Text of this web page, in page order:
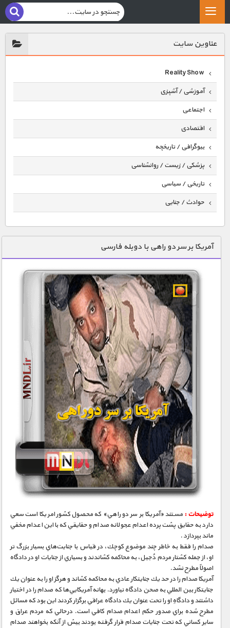
عناوين سايت
Reality Show
آموزشی / آشپزی
اجتماعی
اقتصادی
بیوگرافی / تاریخچه
پزشکی / زیست / روانشناسی
تاریخی / سیاسی
حوادث / جنایی
دنیای خوراکی ها
زمین شناسی / محیط زیست
سازه/ معماری/ مهندسی
سرگرمی
شناخت کودکان
طبیعت
علم و فناوری
فرهنگ / هنر
کیهان / نجوم
گردشگری
ماورایی
مسابقات / ورزشی
مستند های اختصاصی
آمریکا بر سر دو راهی با دوبله فارسی
توضیحات :مستند «آمريكا بر سر دو راهي» که محصول كشور امريكا است سعي
دارد به حقايق پشت پرده اعدام عجولانه صدام و حقايقي كه با اين اعدام مخفي
ماند بپردازد .
صدام را فقط به خاطر چند موضوع كوچك، در قياس با جنايت‌هاي بسيار بزرگ تر
او، از جمله كشتار مردم دُجيل، به محاكمه كشاندند و بسياري از جنايات او در دادگاه
اصولاً مطرح نشد.
آمريكا صدام را در حد يك جنايتكار عادي به محاكمه كشاند و هرگز او را به عنوان يك
جنايتكار بين المللي به صحن دادگاه نياورد. بهانه آمريكايي‌ها كه صدام را در اختيار
داشتند و دادگاهِ او را تحت عنوان يك دادگاه عراقي برگزار كردند اين بود كه مسائل
مطرح شده براي صدور حكم اعدام صدام كافي است. درحالي كه مردم عراق و
ساير كساني كه تحت جنايات صدام قرار گرفته بودند بيش از آنكه بخواهند صدام